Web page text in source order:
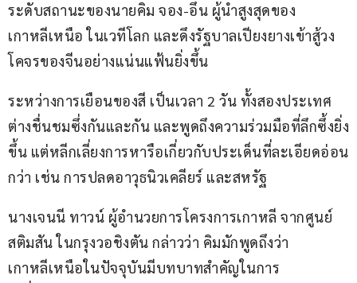
ระดับสถานะของนายคิม จอง-อึน ผู้นำสูงสุดของ
เกาหลีเหนือ ในเวทีโลก และดึงรัฐบาลเปียงยางเข้าสู้วง
โคจรของจีนอย่างแน่นแฟ้นยิ่งขึ้น
ระหว่างการเยือนของสี เป็นเวลา 2 วัน ทั้งสองประเทศ
ต่างชื่นชมซึ่งกันและกัน และพูดถึงความร่วมมือที่ลึกซึ้งยิ่ง
ขึ้น แต่หลีกเลี่ยงการหารือเกี่ยวกับประเด็นที่ละเอียดอ่อน
กว่า เช่น การปลดอาวุธนิวเคลียร์ และสหรัฐ
นางเจนนี ทาวน์ ผู้อำนวยการโครงการเกาหลี จากศูนย์
สติมสัน ในกรุงวอชิงตัน กล่าวว่า คิมมักพูดถึงว่า
เกาหลีเหนือในปัจจุบันมีบทบาทสำคัญในการ